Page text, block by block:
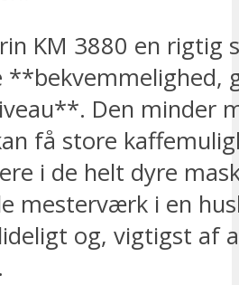
KM 3880 en rigtig
**bekvemmelighed,
Den minder
få store
i de helt dyre
mesterværk i en
og, vigtigst af